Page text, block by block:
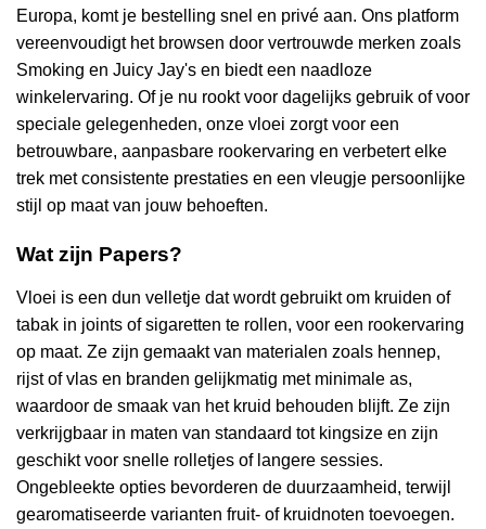
Europa, komt je bestelling snel en privé aan. Ons platform
vereenvoudigt het browsen door vertrouwde merken zoals
Smoking en Juicy Jay's en biedt een naadloze
winkelervaring. Of je nu rookt voor dagelijks gebruik of voor
speciale gelegenheden, onze vloei zorgt voor een
betrouwbare, aanpasbare rookervaring en verbetert elke
trek met consistente prestaties en een vleugje persoonlijke
stijl op maat van jouw behoeften.
Wat zijn Papers?
Vloei is een dun velletje dat wordt gebruikt om kruiden of
tabak in joints of sigaretten te rollen, voor een rookervaring
op maat. Ze zijn gemaakt van materialen zoals hennep,
rijst of vlas en branden gelijkmatig met minimale as,
waardoor de smaak van het kruid behouden blijft. Ze zijn
verkrijgbaar in maten van standaard tot kingsize en zijn
geschikt voor snelle rolletjes of langere sessies.
Ongebleekte opties bevorderen de duurzaamheid, terwijl
gearomatiseerde varianten fruit- of kruidnoten toevoegen.